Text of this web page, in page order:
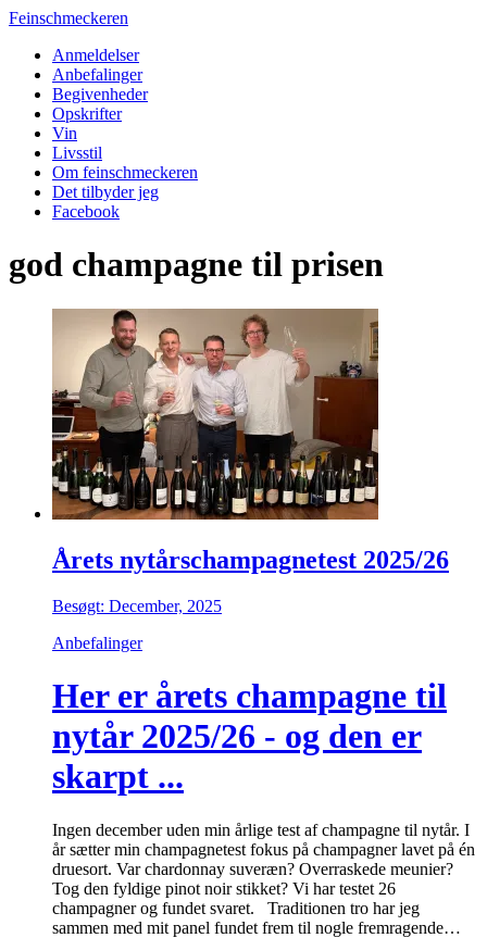
Feinschmeckeren
Anmeldelser
Anbefalinger
Begivenheder
Opskrifter
Vin
Livsstil
Om feinschmeckeren
Det tilbyder jeg
Facebook
god champagne til prisen
Årets nytårschampagnetest 2025/26
Besøgt: December, 2025
Anbefalinger
Her er årets champagne til
nytår 2025/26 - og den er
skarpt ...
Ingen december uden min årlige test af champagne til nytår. I
år sætter min champagnetest fokus på champagner lavet på én
druesort. Var chardonnay suveræn? Overraskede meunier?
Tog den fyldige pinot noir stikket? Vi har testet 26
champagner og fundet svaret. Traditionen tro har jeg
sammen med mit panel fundet frem til nogle fremragende…